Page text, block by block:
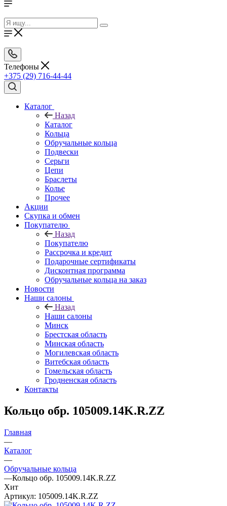
Телефоны
+375 (29) 716-44-44
Каталог
Назад
Каталог
Кольца
Обручальные кольца
Подвески
Серьги
Цепи
Браслеты
Колье
Прочее
Акции
Скупка и обмен
Покупателю
Назад
Покупателю
Рассрочка и кредит
Подарочные сертификаты
Дисконтная программа
Обручальные кольца на заказ
Новости
Наши салоны
Назад
Наши салоны
Минск
Брестская область
Минская область
Могилевская область
Витебская область
Гомельская область
Гродненская область
Контакты
Кольцо обр. 105009.14K.R.ZZ
Главная
—
Каталог
—
Обручальные кольца
—Кольцо обр. 105009.14K.R.ZZ
Хит
Артикул: 105009.14K.R.ZZ